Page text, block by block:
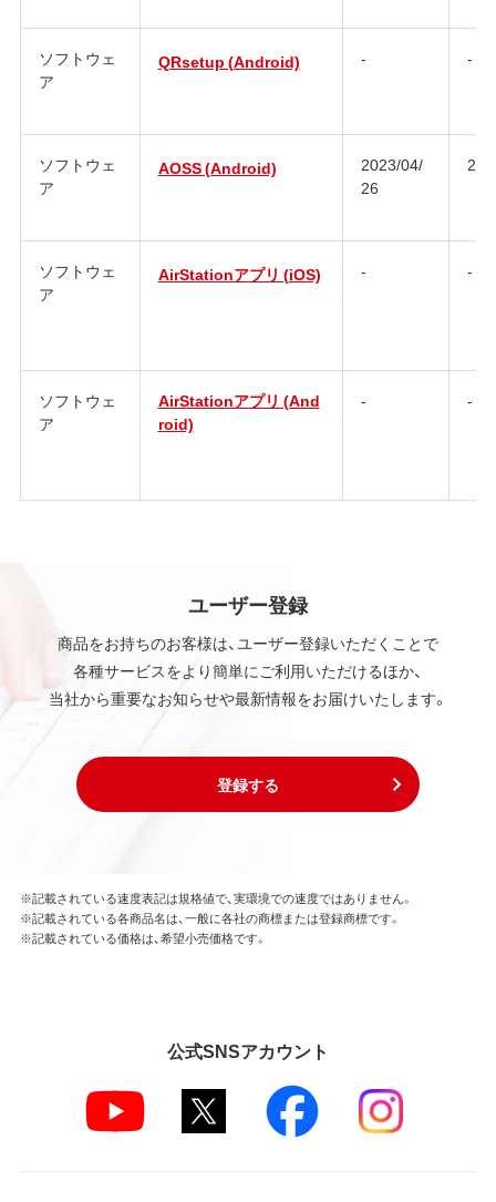
ソフトウェ
ア
QRsetup (Android) - -
ソフトウェ
ア
AOSS (Android)
2023/04/
26
ソフトウェ
ア
AirStationアプリ (iOS) - -
ソフトウェ
ア
AirStationアプリ (And
roid)
- -
ユーザー登録
商品をお持ちのお客様は、ユーザー登録いただくことで
各種サービスをより簡単にご利用いただけるほか、
当社から重要なお知らせや最新情報をお届けいたします。
登録する
※記載されている速度表記は規格値で、実環境での速度ではありません。
※記載されている各商品名は、一般に各社の商標または登録商標です。
※記載されている価格は、希望小売価格です。
公式SNSアカウント